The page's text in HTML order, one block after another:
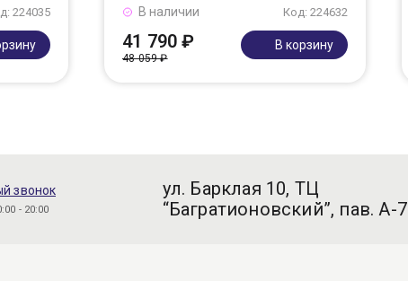
224035 Код: 224632
В наличии
41 790 ₽
48 059 ₽
В корзину
звонок
- 20:00
ул. Барклая 10, ТЦ
“Багратионовский”, пав. А-7